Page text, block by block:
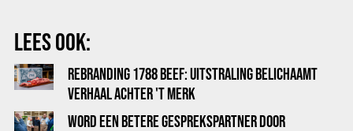
LEES OOK:
REBRANDING 1788 BEEF: UITSTRALING BELICHAAMT
VERHAAL ACHTER 'T MERK
WORD EEN BETERE GESPREKSPARTNER DOOR